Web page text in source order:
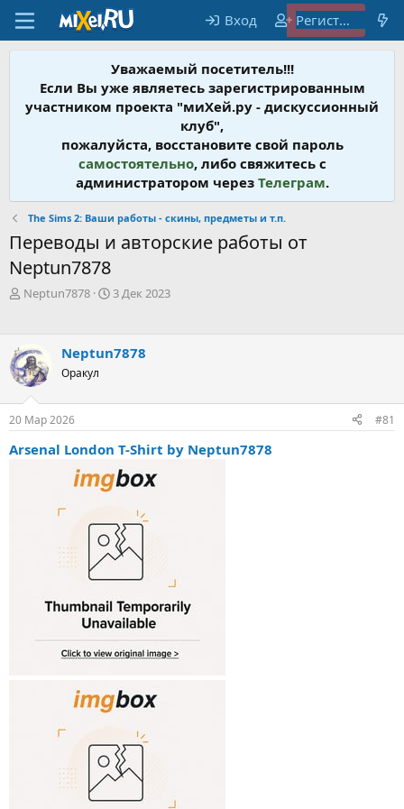
Вход Регистрация
Уважаемый посетитель!!!
Если Вы уже являетесь зарегистрированным
участником проекта "миХей.ру - дискусcионный
клуб",
пожалуйста, восстановите свой пароль
самостоятельно, либо свяжитесь с
администратором через Телеграм.
The Sims 2: Ваши работы - скины, предметы и т.п.
Переводы и авторские работы от
Neptun7878
А
р
т
е
м
ы
Neptun7878
Д
н
а
3 Дек 2023
Neptun7878
Оракул
20 Мар 2026 #81
Arsenal London T-Shirt by Neptun7878